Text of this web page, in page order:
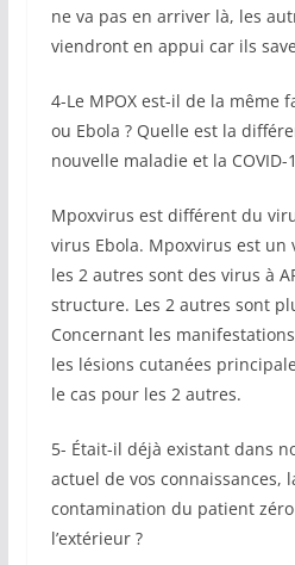
ne va pas en arriver là, les
viendront en appui car ils
4-Le MPOX est-il de la même
ou Ebola ? Quelle est la
nouvelle maladie et la COVID-
Mpoxvirus est différent du
virus Ebola. Mpoxvirus est un
les 2 autres sont des virus à
structure. Les 2 autres sont
Concernant les
les lésions cutanées
le cas pour les 2 autres.
5- Était-il déjà existant dans
actuel de vos connaissances,
contamination du patient
l’extérieur ?